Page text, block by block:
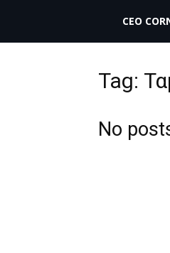
THECEO.gr
CEO
Tag:
No